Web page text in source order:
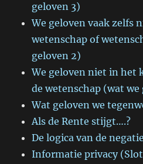
geloven 3)
We geloven vaak zelfs
wetenschap of
geloven 2)
We geloven niet in het
de wetenschap (wat we
Wat geloven we
Als de Rente stijgt….?
De logica van de
Informatie privacy